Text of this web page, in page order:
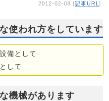
2012-02-08 [記事URL ]
使われ方をしています
備として
して
機械があります